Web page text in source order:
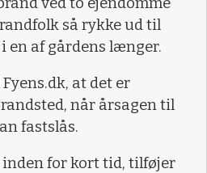
så rykke ud til
en af gårdens længer.
at det er
når årsagen til
fastslås.
inden for kort tid, tilføjer